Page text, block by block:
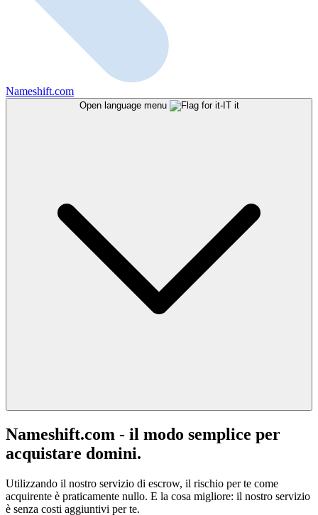
Nameshift.com
Open language menu it
Nameshift.com - il modo semplice per
acquistare domini.
Utilizzando il nostro servizio di escrow, il rischio per te come
acquirente è praticamente nullo. E la cosa migliore: il nostro servizio
è senza costi aggiuntivi per te.